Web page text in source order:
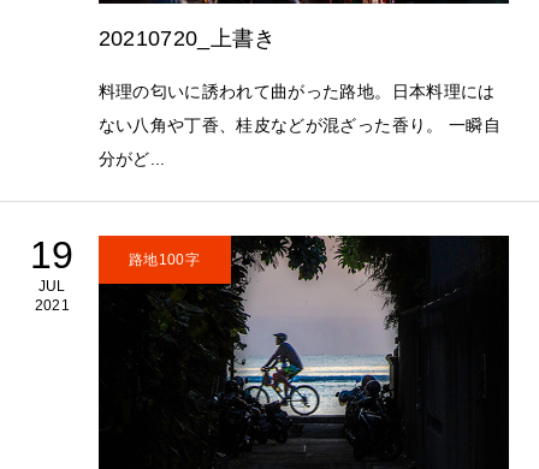
20210720_上書き
料理の匂いに誘われて曲がった路地。日本料理には
ない八角や丁香、桂皮などが混ざった香り。 一瞬自
分がど...
19
JUL
2021
路地100字